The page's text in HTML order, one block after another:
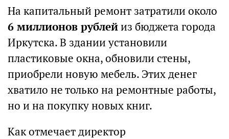
На капитальный ремонт затратили около
6 миллионов рублейиз бюджета города
Иркутска. В здании установили
пластиковые окна, обновили стены,
приобрели новую мебель. Этих денег
хватило не только на ремонтные работы,
но и на покупку новых книг.
Как отмечает директор